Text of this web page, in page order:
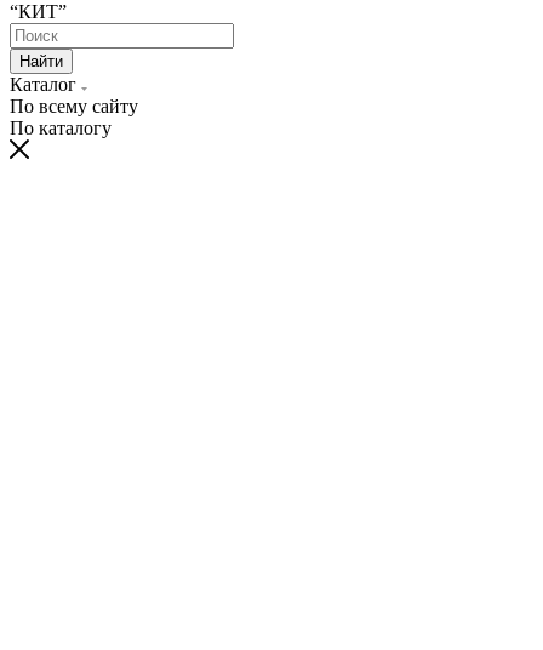
“КИТ”
Найти
Каталог
По всему сайту
По каталогу